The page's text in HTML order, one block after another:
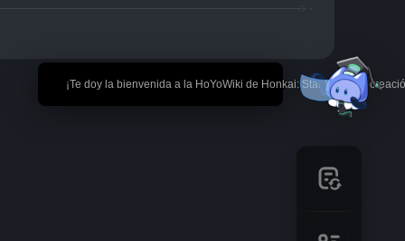
🎉 ¡Te doy la bienvenida a la HoYoWiki de Honkai: Star Rail! *La